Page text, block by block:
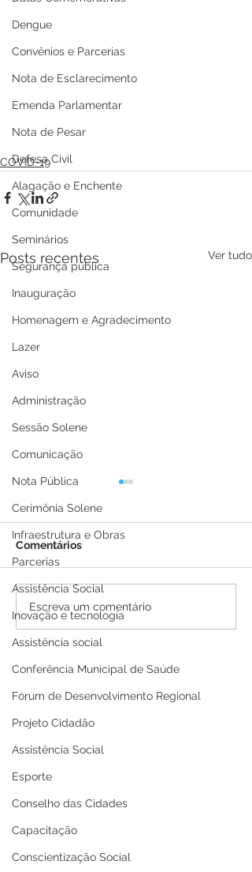
Dengue
Convênios e Parcerias
Nota de Esclarecimento
Emenda Parlamentar
Nota de Pesar
Defesa Civil
Alagação e Enchente
Comunidade
Seminários
Segurança pública
Inauguração
Homenagem e Agradecimento
Lazer
Aviso
Administração
Sessão Solene
Comunicação
Nota Pública
Cerimônia Solene
Infraestrutura e Obras
Parcerias
Assistência Social
Inovação e tecnologia
Assistência social
Conferência Municipal de Saúde
Fórum de Desenvolvimento Regional
Projeto Cidadão
Assistência Social
Esporte
Conselho das Cidades
Capacitação
Conscientização Social
COVID-19
Posts recentes Ver tudo
Boletim Covid-19
atualizado, 25 de julho
de 2022
Comentários
Escreva um comentário